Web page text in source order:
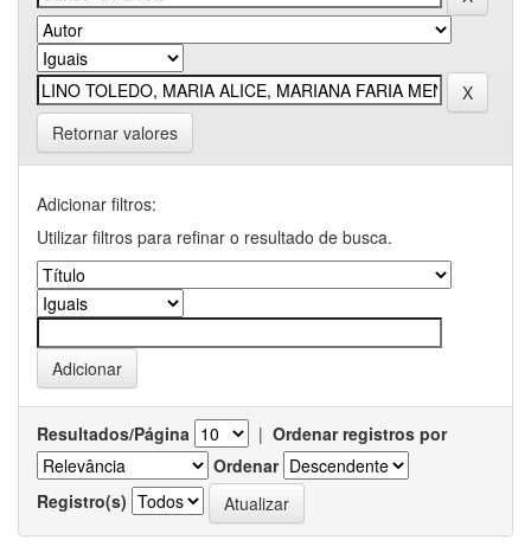
Retornar valores
Adicionar filtros:
Utilizar filtros para refinar o resultado de busca.
Resultados/Página | Ordenar registros por
Ordenar
Registro(s)